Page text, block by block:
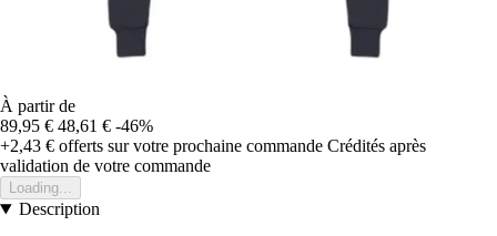
À partir de
89,95 € 48,61 € -46%
+2,43 € offerts sur votre prochaine commande Crédités après
validation de votre commande
Loading...
Description